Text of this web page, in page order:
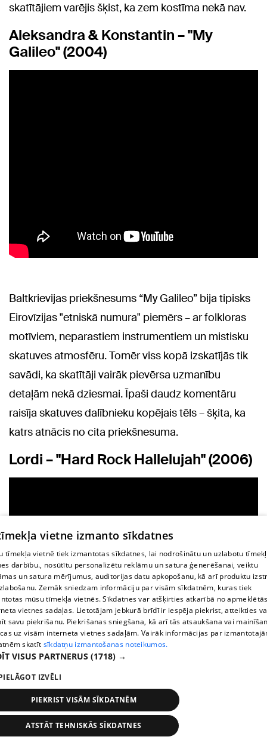
skatītājiem varējis šķist, ka zem kostīma nekā nav.
Aleksandra & Konstantin – "My
Galileo" (2004)
Baltkrievijas priekšnesums “My Galileo” bija tipisks
Eirovīzijas "etniskā numura" piemērs – ar folkloras
motīviem, neparastiem instrumentiem un mistisku
skatuves atmosfēru. Tomēr viss kopā izskatījās tik
savādi, ka skatītāji vairāk pievērsa uzmanību
detaļām nekā dziesmai. Īpaši daudz komentāru
raisīja skatuves dalībnieku kopējais tēls – šķita, ka
katrs atnācis no cita priekšnesuma.
Lordi – "Hard Rock Hallelujah" (2006)
Somijas grupa "Lordi" 2006. gadā izdarīja to, ko
daudzi negaidīja – uz Eirovīzijas skatuves atveda
Ziņas Meklēt 1188 play
vietne izmanto sīkdatnes
tīmekļa vietnē tiek izmantotas sīkdatnes, lai nodrošinātu un uzlabotu
darbību., nosūtītu personalizētu reklāmu un satura ģenerēšanai, veiktu
un satura mērījumus, auditorijas datu apkopošanu, kā arī produktu
Zemāk sniedzam informāciju par visām sīkdatnēm, kuras tiek
mūsu tīmekļa vietnēs. Sīkdatnes var atšķirties atkarībā no
vietnes sadaļas. Lietotājam jebkurā brīdī ir iespēja piekrist, atteikties
savu piekrišanu. Piekrišanas sniegšana, kā arī tās atsaukšana vai
uz visām interneta vietnes sadaļām. Vairāk informācijas par
skatīt sīkdatņu izmantošanas noteikumos.
VISUS PARTNERUS (1718) →
IZVĒLI
PIEKRIST VISĀM SĪKDATNĒM
ATSTĀT TEHNISKĀS SĪKDATNES